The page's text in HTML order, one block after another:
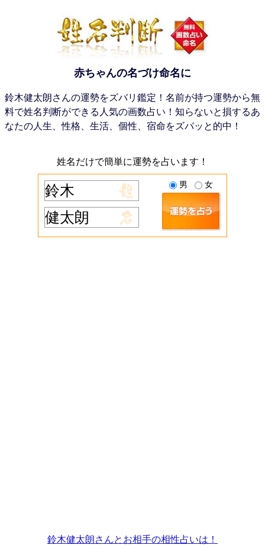
赤ちゃんの名づけ命名に
鈴木健太朗さんの運勢をズバリ鑑定！名前が持つ運勢から無
料で姓名判断ができる人気の画数占い！知らないと損するあ
なたの人生、性格、生活、個性、宿命をズバッと的中！
姓名だけで簡単に運勢を占います！
男 女
鈴木健太朗さんとお相手の相性占いは！